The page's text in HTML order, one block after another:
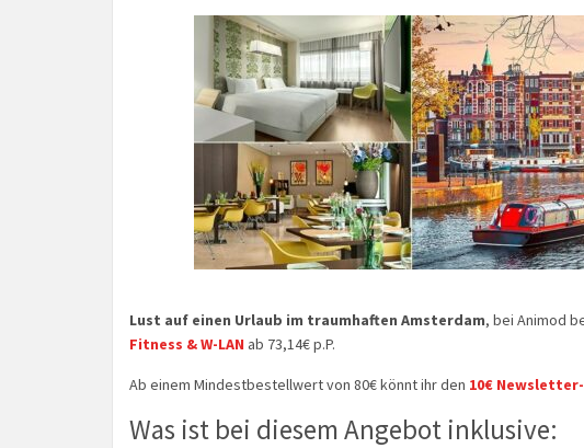
Lust auf einen Urlaub im traumhaften Amsterdam, bei Animod
Fitness & W-LAN ab 73,14€ p.P.
Ab einem Mindestbestellwert von 80€ könnt ihr den 10€
Was ist bei diesem Angebot inklusive: